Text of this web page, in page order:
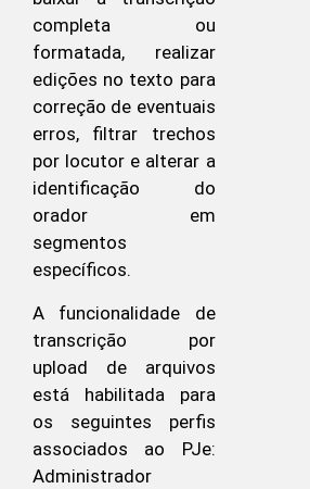
completa ou
formatada, realizar
edições no texto para
correção de eventuais
erros, filtrar trechos
por locutor e alterar a
identificação do
orador em
segmentos
específicos.
A funcionalidade de
transcrição por
upload de arquivos
está habilitada para
os seguintes perfis
associados ao PJe:
Administrador